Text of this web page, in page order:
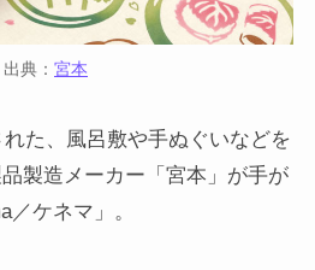
出典： 宮本
た、風呂敷や手ぬぐいなどを
製造メーカー「宮本」が手が
ケネマ」。